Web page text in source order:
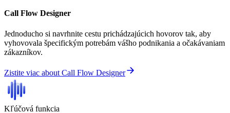
Call Flow Designer
Jednoducho si navrhnite cestu prichádzajúcich hovorov tak, aby
vyhovovala špecifickým potrebám vášho podnikania a očakávaniam
zákazníkov.
Zistite viac about Call Flow Designer
Kľúčová funkcia